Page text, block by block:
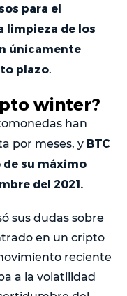
para el
limpieza de los
únicamente
plazo.
winter?
han
por meses, y BTC
de su máximo
del 2021.
sus dudas sobre
en un cripto
reciente
a la volatilidad